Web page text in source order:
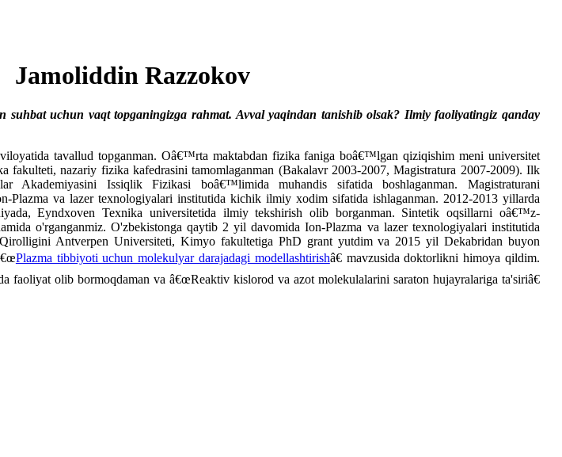
Jamoliddin Razzokov
uchun vaqt topganingizga rahmat. Avval yaqindan tanishib olsak? Ilmiy faoliyatingiz qanday
tavallud topganman. Oâ€™rta maktabdan fizika faniga boâ€™lgan qiziqishim meni universitet
nazariy fizika kafedrasini tamomlaganman (Bakalavr 2003-2007, Magistratura 2007-2009). Ilk
Akademiyasini Issiqlik Fizikasi boâ€™limida muhandis sifatida boshlaganman. Magistraturani
Plazma va lazer texnologiyalari institutida kichik ilmiy xodim sifatida ishlaganman. 2012-2013 yillarda
Eyndxoven Texnika universitetida ilmiy tekshirish olib borganman. Sintetik oqsillarni oâ€™z-
o'rganganmiz. O'zbekistonga qaytib 2 yil davomida Ion-Plazma va lazer texnologiyalari institutida
Antverpen Universiteti, Kimyo fakultetiga PhD grant yutdim va 2015 yil Dekabridan buyon
Plazma tibbiyoti uchun molekulyar darajadagi modellashtirishâ€ mavzusida doktorlikni himoya qildim.
faoliyat olib bormoqdaman va â€œReaktiv kislorod va azot molekulalarini saraton hujayralariga ta'siriâ€